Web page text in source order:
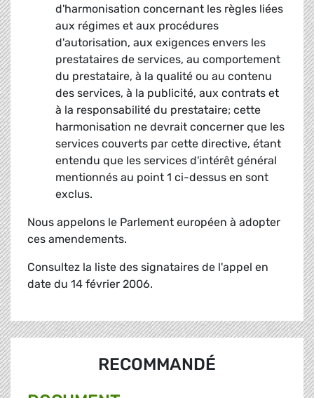
d'harmonisation concernant les règles liées
aux régimes et aux procédures
d'autorisation, aux exigences envers les
prestataires de services, au comportement
du prestataire, à la qualité ou au contenu
des services, à la publicité, aux contrats et
à la responsabilité du prestataire; cette
harmonisation ne devrait concerner que les
services couverts par cette directive, étant
entendu que les services d'intérêt général
mentionnés au point 1 ci-dessus en sont
exclus.
Nous appelons le Parlement européen à adopter
ces amendements.
Consultez la liste des signataires de l'appel en
date du 14 février 2006.
RECOMMANDÉ